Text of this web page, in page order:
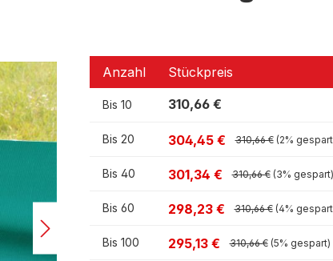
Anzahl Stückpreis
Bis 10 310,66 €
Bis 20 304,45 € 310,66 € (2%
Bis 40 301,34 € 310,66 € (3% gespart)
Bis 60 298,23 € 310,66 € (4%
Bis 100 295,13 € 310,66 € (5% gespart)